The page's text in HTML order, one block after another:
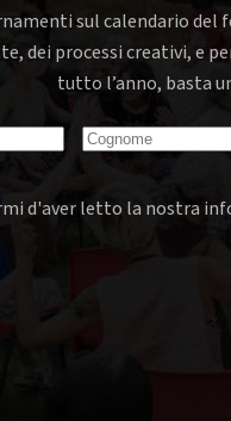
sul calendario del
dei processi creativi, e
tutto l’anno, basta
d'aver letto la nostra